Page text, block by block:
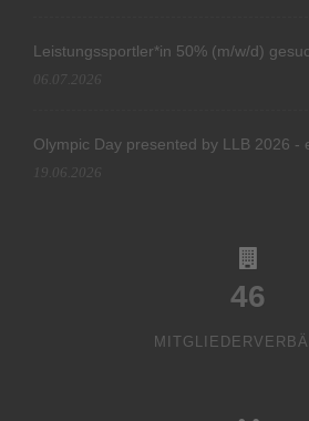
Leistungssportler*in 50% (m/w/d)
06.07.2026
Olympic Day presented by LLB 2026 -
19.06.2026
46